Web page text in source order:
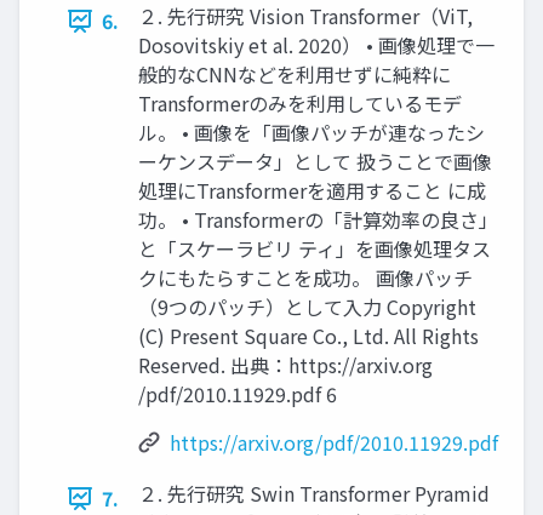
6.
２. 先行研究 Vision Transformer（ViT,
Dosovitskiy et al. 2020） • 画像処理で一
般的なCNNなどを利用せずに純粋に
Transformerのみを利用しているモデ
ル。 • 画像を「画像パッチが連なったシ
ーケンスデータ」として 扱うことで画像
処理にTransformerを適用すること に成
功。 • Transformerの「計算効率の良さ」
と「スケーラビリ ティ」を画像処理タス
クにもたらすことを成功。 画像パッチ
（9つのパッチ）として入力 Copyright
(C) Present Square Co., Ltd. All Rights
Reserved. 出典：https://arxiv.org
/pdf/2010.11929.pdf 6
https://arxiv.org/pdf/2010.11929.pdf
7.
２. 先行研究 Swin Transformer Pyramid